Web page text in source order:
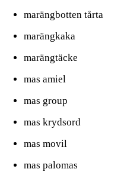
marängbotten tårta
marängkaka
marängtäcke
mas amiel
mas group
mas krydsord
mas movil
mas palomas